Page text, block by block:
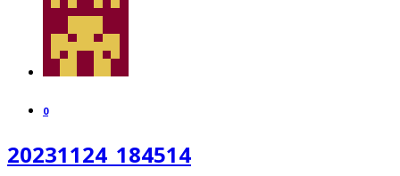
0
20231124_184514